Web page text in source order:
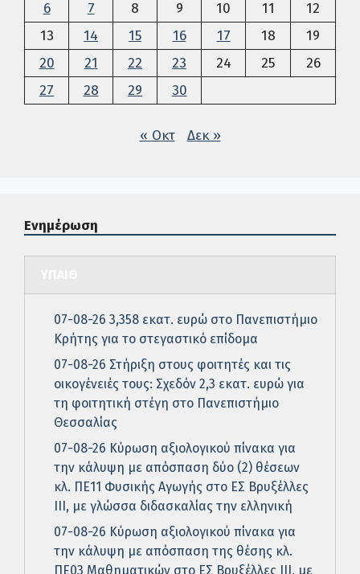
6
7 8 9 10 11
12
13
14 15 16 17 18
19
20
21 22 23 24 25
26
27
28 29 30
« Οκτ Δεκ »
Ενημέρωση
07-08-26 3,358 εκατ. ευρώ στο Πανεπιστήμιο
Κρήτης για το στεγαστικό επίδομα
07-08-26 Στήριξη στους φοιτητές και τις
οικογένειές τους: Σχεδόν 2,3 εκατ. ευρώ για
τη φοιτητική στέγη στο Πανεπιστήμιο
Θεσσαλίας
07-08-26 Κύρωση αξιολογικού πίνακα για
την κάλυψη με απόσπαση δύο (2) θέσεων
κλ. ΠΕ11 Φυσικής Αγωγής στο ΕΣ Βρυξέλλες
ΙΙΙ, με γλώσσα διδασκαλίας την ελληνική
07-08-26 Κύρωση αξιολογικού πίνακα για
την κάλυψη με απόσπαση της θέσης κλ.
ΠΕ03 Μαθηματικών στο ΕΣ Βρυξέλλες ΙΙΙ, με